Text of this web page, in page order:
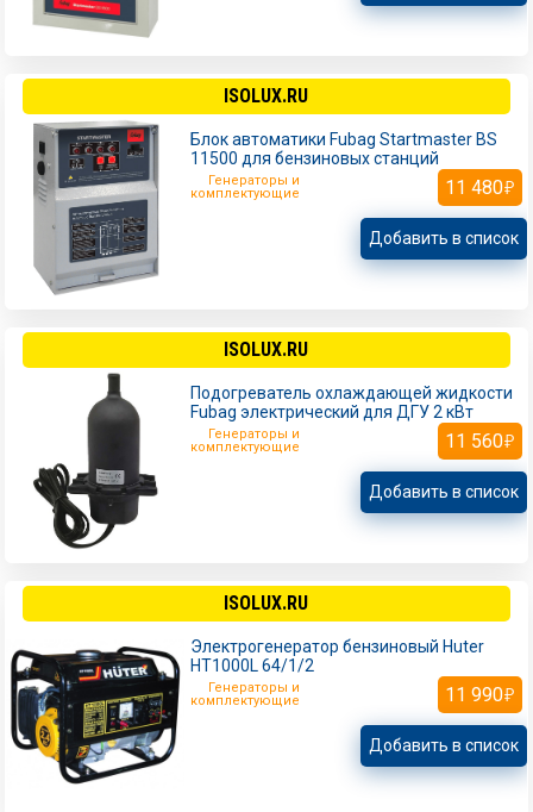
ISOLUX.RU
Блок автоматики Fubag Startmaster BS
11500 для бензиновых станций
Генераторы и
комплектующие
11 480
Добавить в список
ISOLUX.RU
Подогреватель охлаждающей жидкости
Fubag электрический для ДГУ 2 кВт
Генераторы и
комплектующие
11 560
Добавить в список
ISOLUX.RU
Электрогенератор бензиновый Huter
HT1000L 64/1/2
Генераторы и
комплектующие
11 990
Добавить в список